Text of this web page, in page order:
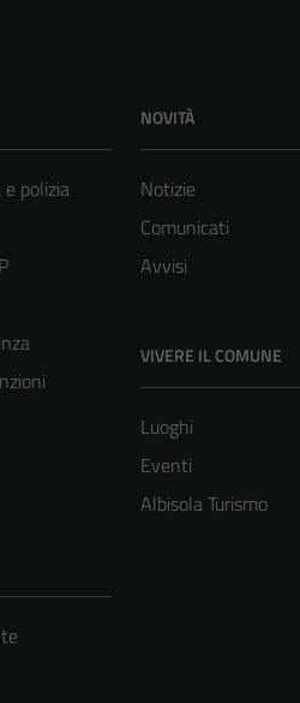
e polizia
NOVITÀ
Notizie
Comunicati
Avvisi
VIVERE IL COMUNE
Luoghi
Eventi
Albisola Turismo